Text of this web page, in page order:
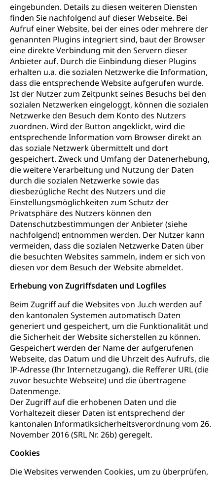
eingebunden. Details zu diesen weiteren Diensten
finden Sie nachfolgend auf dieser Webseite. Bei
Aufruf einer Website, bei der eines oder mehrere der
genannten Plugins integriert sind, baut der Browser
eine direkte Verbindung mit den Servern dieser
Anbieter auf. Durch die Einbindung dieser Plugins
erhalten u.a. die sozialen Netzwerke die Information,
dass die entsprechende Website aufgerufen wurde.
Ist der Nutzer zum Zeitpunkt seines Besuchs bei den
sozialen Netzwerken eingeloggt, können die sozialen
Netzwerke den Besuch dem Konto des Nutzers
zuordnen. Wird der Button angeklickt, wird die
entsprechende Information vom Browser direkt an
das soziale Netzwerk übermittelt und dort
gespeichert. Zweck und Umfang der Datenerhebung,
die weitere Verarbeitung und Nutzung der Daten
durch die sozialen Netzwerke sowie das
diesbezügliche Recht des Nutzers und die
Einstellungsmöglichkeiten zum Schutz der
Privatsphäre des Nutzers können den
Datenschutzbestimmungen der Anbieter (siehe
nachfolgend) entnommen werden. Der Nutzer kann
vermeiden, dass die sozialen Netzwerke Daten über
die besuchten Websites sammeln, indem er sich von
diesen vor dem Besuch der Website abmeldet.
Erhebung von Zugriffsdaten und Logfiles
Beim Zugriff auf die Websites von .lu.ch werden auf
den kantonalen Systemen automatisch Daten
generiert und gespeichert, um die Funktionalität und
die Sicherheit der Website sicherstellen zu können.
Gespeichert werden der Name der aufgerufenen
Webseite, das Datum und die Uhrzeit des Aufrufs, die
IP-Adresse (Ihr Internetzugang), die Refferer URL (die
zuvor besuchte Webseite) und die übertragene
Datenmenge.
Der Zugriff auf die erhobenen Daten und die
Vorhaltezeit dieser Daten ist entsprechend der
kantonalen Informatiksicherheitsverordnung vom 26.
November 2016 (SRL Nr. 26b) geregelt.
Cookies
Die Websites verwenden Cookies, um zu überprüfen,